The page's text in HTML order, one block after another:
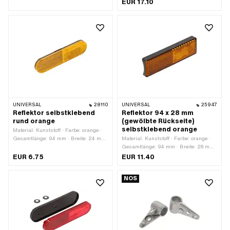
EUR 17.10
UNIVERSAL 28110
Reflektor selbstklebend
rund orange
Material: Kunststoff · Farbe: orange ·
Gesamtlänge: 94 mm · Breite: 24 mm
Befestigungspunkte: 1 Stk. ·
EUR 6.75
UNIVERSAL 25947
Reflektor 94 x 28 mm
(gewölbte Rückseite)
selbstklebend orange
Material: Kunststoff · Farbe: orange ·
Gesamtlänge: 94 mm · Breite: 28 mm
· Befestigungsart: kleben · Anzahl
EUR 11.40
NOS